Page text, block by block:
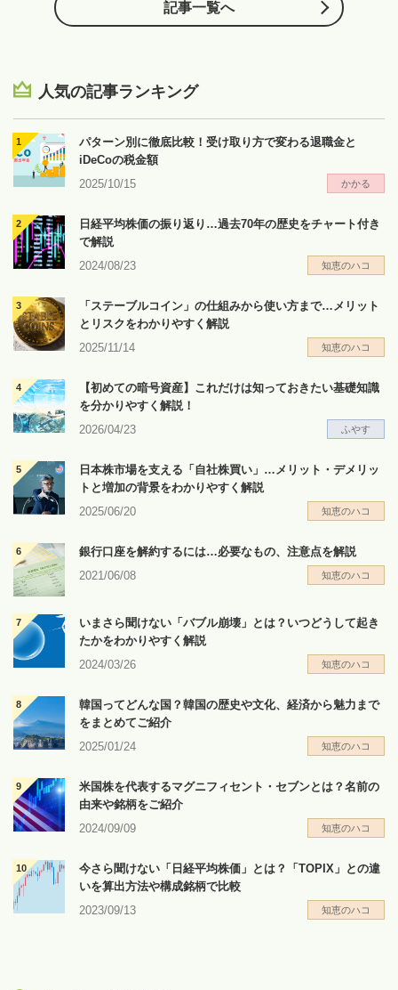
記事一覧へ
人気の記事ランキング
パターン別に徹底比較！受け取り方で変わる退職金と
iDeCoの税金額
2025/10/15
かかる
日経平均株価の振り返り…過去70年の歴史をチャート付き
で解説
2024/08/23
知恵のハコ
「ステーブルコイン」の仕組みから使い方まで…メリット
とリスクをわかりやすく解説
2025/11/14
知恵のハコ
【初めての暗号資産】これだけは知っておきたい基礎知識
を分かりやすく解説！
2026/04/23
ふやす
日本株市場を支える「自社株買い」…メリット・デメリッ
トと増加の背景をわかりやすく解説
2025/06/20
知恵のハコ
銀行口座を解約するには…必要なもの、注意点を解説
2021/06/08
知恵のハコ
いまさら聞けない「バブル崩壊」とは？いつどうして起き
たかをわかりやすく解説
2024/03/26
知恵のハコ
韓国ってどんな国？韓国の歴史や文化、経済から魅力まで
をまとめてご紹介
2025/01/24
知恵のハコ
米国株を代表するマグニフィセント・セブンとは？名前の
由来や銘柄をご紹介
2024/09/09
知恵のハコ
今さら聞けない「日経平均株価」とは？「TOPIX」との違
いを算出方法や構成銘柄で比較
2023/09/13
知恵のハコ